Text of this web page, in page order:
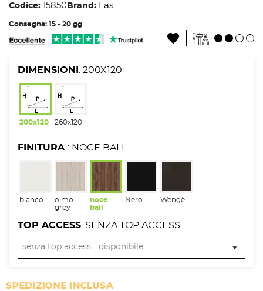
Codice: 15850 Brand: Las
Consegna: 15 - 20 gg
DIMENSIONI : 200X120
200x120 260x120
FINITURA : NOCE BALI
bianco
olmo
grey
noce
bali
Nero Wengè
TOP ACCESS: SENZA TOP ACCESS
SPEDIZIONE INCLUSA